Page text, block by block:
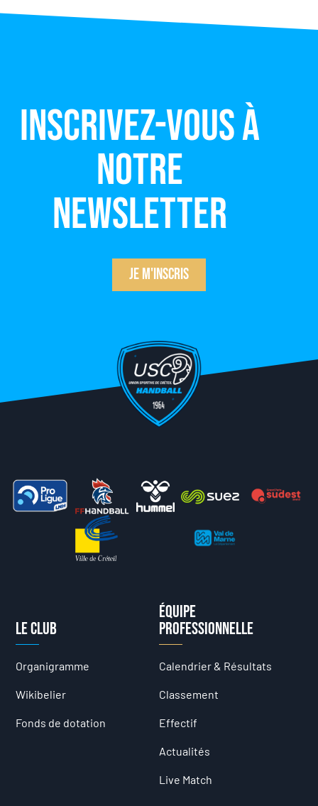
Inscrivez-vous à
notre
newsletter
Je m'inscris
Le club
Organigramme
Wikibelier
Fonds de dotation
Équipe
professionnelle
Calendrier & Résultats
Classement
Effectif
Actualités
Live Match